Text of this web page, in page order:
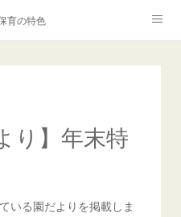
育の特色
り】年末特
いる園だよりを掲載しま